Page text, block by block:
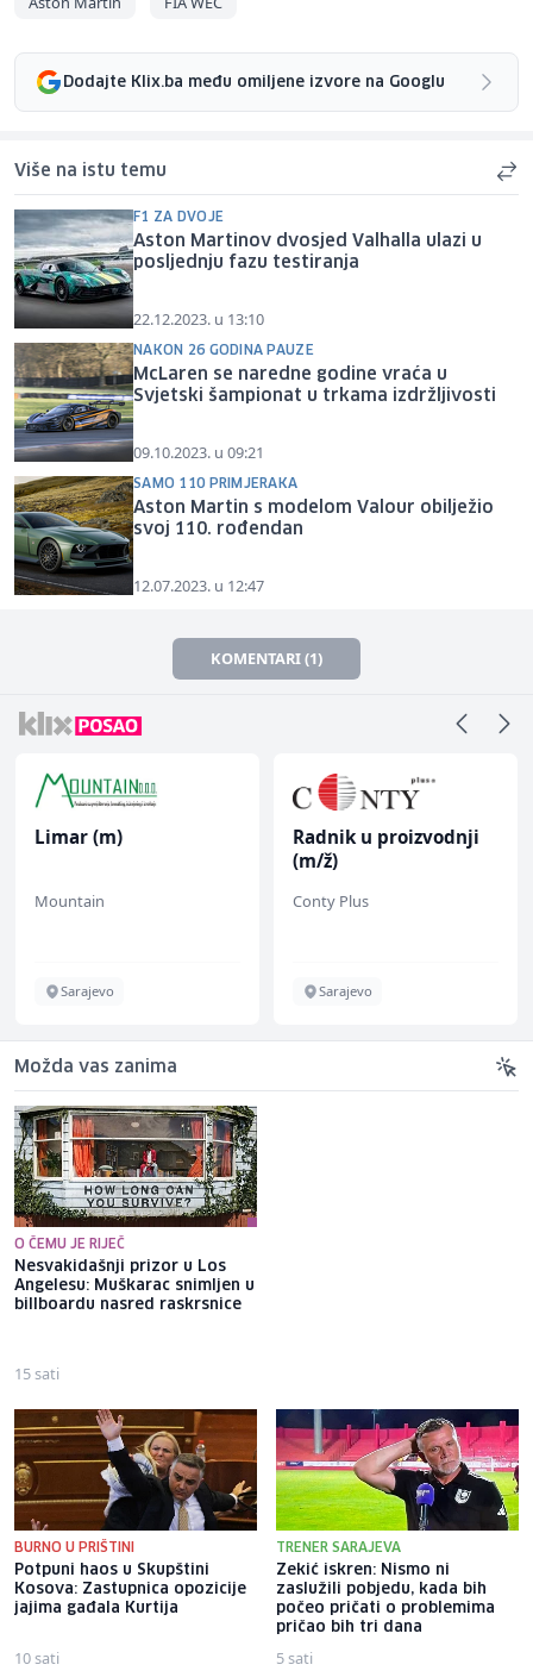
Dodajte Klix.ba među omiljene izvore na Googlu
Više na istu temu
F1 ZA DVOJE
Aston Martinov dvosjed Valhalla ulazi u
posljednju fazu testiranja
22.12.2023. u 13:10
NAKON 26 GODINA PAUZE
McLaren se naredne godine vraća u
Svjetski šampionat u trkama izdržljivosti
09.10.2023. u 09:21
SAMO 110 PRIMJERAKA
Aston Martin s modelom Valour obilježio
svoj 110. rođendan
12.07.2023. u 12:47
KOMENTARI (1)
Limar (m)
Mountain
Sarajevo
Radnik u proizvodnji
(m/ž)
Conty Plus
Sarajevo
Možda vas zanima
O ČEMU JE RIJEČ
Nesvakidašnji prizor u Los
Angelesu: Muškarac snimljen u
billboardu nasred raskrsnice
15 sati
BURNO U PRIŠTINI
Potpuni haos u Skupštini
Kosova: Zastupnica opozicije
jajima gađala Kurtija
10 sati
TRENER SARAJEVA
Zekić iskren: Nismo ni
zaslužili pobjedu, kada bih
počeo pričati o problemima
pričao bih tri dana
5 sati